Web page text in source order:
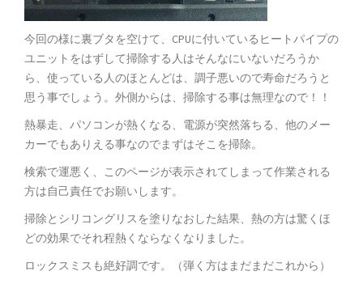
今回の様に裏ブタを空けて、CPUに付いているヒートパイプの
ユニットをはずして掃除する人はそんなにいないだろうか
ら、使っている人のほとんどは、調子悪いので寿命だろうと
思う事でしょう。外側からは、掃除する事は無理なので！！
熱暴走、パソコンが熱くなる、電源が突然落ちる、他のメー
カーでもありえる事なのでまずはそこを掃除。
検索で運悪く、このページが表示されてしまって作業される
方は自己責任でお願いします。
掃除とシリコングリスを塗りなおした結果、熱の方は驚くほ
どの効果でそれ程熱くならなくなりました。
ロックスミスも絶好調です。（弾く方はまだまだこれから）